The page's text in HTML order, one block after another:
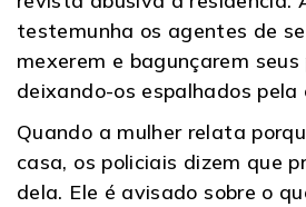
testemunha os agentes de
mexerem e bagunçarem seus
deixando-os espalhados pela
Quando a mulher relata
casa, os policiais dizem que
dela. Ele é avisado sobre o